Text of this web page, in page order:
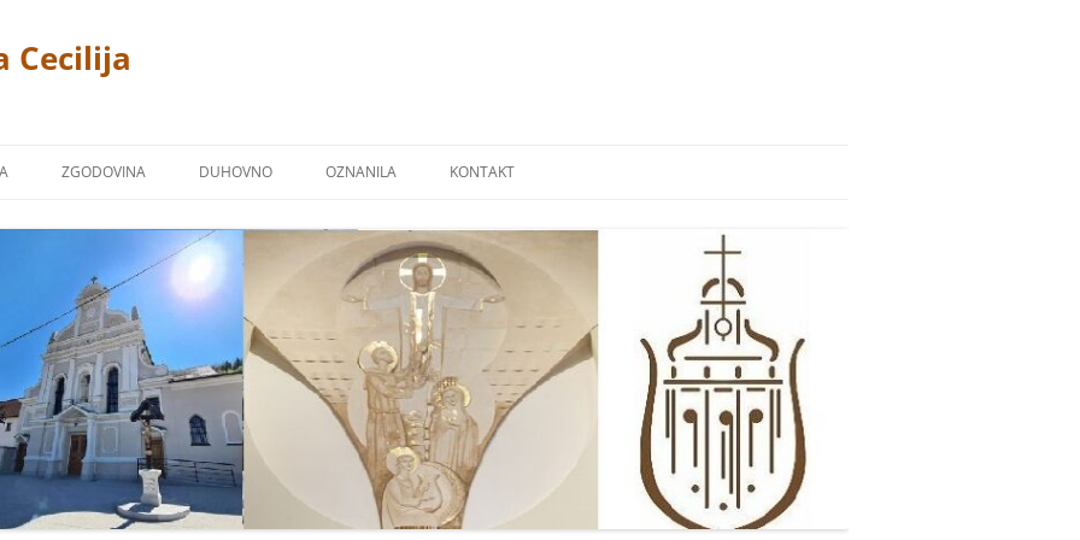
Cecilija
NA MIKLAVŠKEM
KAPUCINI
ZGODOVINA
KAPUCINSKI SAMOSTAN
FARNA KRONIKA
NAŠI ŽUPNIKI
DUHOVNO
ZAVETNIKI NAŠIH CERKVA
BLAGOSLOVI
NAŠI PRIPROŠNJIKI
MOLITVE
POSNETKI NEKATERIH PESMI
OZNANILA KONTAKT